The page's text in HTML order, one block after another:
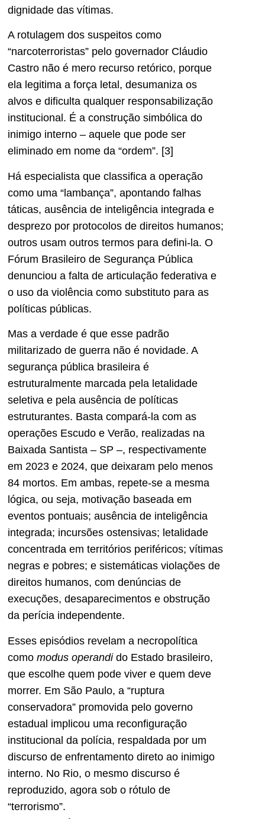
dignidade das vítimas.
A rotulagem dos suspeitos como
“narcoterroristas” pelo governador Cláudio
Castro não é mero recurso retórico, porque
ela legitima a força letal, desumaniza os
alvos e dificulta qualquer responsabilização
institucional. É a construção simbólica do
inimigo interno – aquele que pode ser
eliminado em nome da “ordem”. [3]
Há especialista que classifica a operação
como uma “lambança”, apontando falhas
táticas, ausência de inteligência integrada e
desprezo por protocolos de direitos humanos;
outros usam outros termos para defini-la. O
Fórum Brasileiro de Segurança Pública
denunciou a falta de articulação federativa e
o uso da violência como substituto para as
políticas públicas.
Mas a verdade é que esse padrão
militarizado de guerra não é novidade. A
segurança pública brasileira é
estruturalmente marcada pela letalidade
seletiva e pela ausência de políticas
estruturantes. Basta compará-la com as
operações Escudo e Verão, realizadas na
Baixada Santista – SP –, respectivamente
em 2023 e 2024, que deixaram pelo menos
84 mortos. Em ambas, repete-se a mesma
lógica, ou seja, motivação baseada em
eventos pontuais; ausência de inteligência
integrada; incursões ostensivas; letalidade
concentrada em territórios periféricos; vítimas
negras e pobres; e sistemáticas violações de
direitos humanos, com denúncias de
execuções, desaparecimentos e obstrução
da perícia independente.
Esses episódios revelam a necropolítica
como modus operandido Estado brasileiro,
que escolhe quem pode viver e quem deve
morrer. Em São Paulo, a “ruptura
conservadora” promovida pelo governo
estadual implicou uma reconfiguração
institucional da polícia, respaldada por um
discurso de enfrentamento direto ao inimigo
interno. No Rio, o mesmo discurso é
reproduzido, agora sob o rótulo de
“terrorismo”.